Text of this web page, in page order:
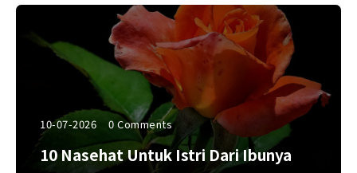
10-07-2026 0 Comments
10 Nasehat Untuk Istri Dari Ibunya